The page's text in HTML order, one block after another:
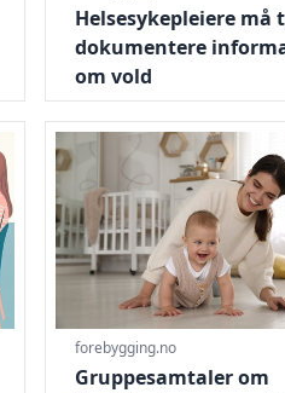
Helsesykepleiere må
dokumentere
om vold
med tverrfaglig
forebygging.no
Gruppesamtaler om
Gå til Gruppesamtaler